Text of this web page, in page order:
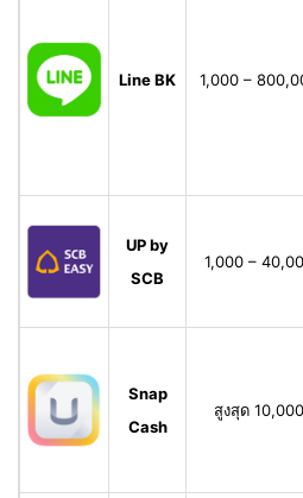
Line BK 1,000 –
UP by
SCB
1,000 –
Snap
Cash
สูงสุด